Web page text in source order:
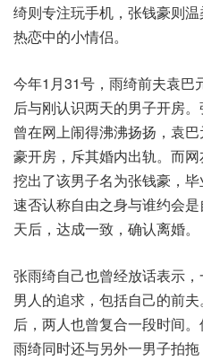
绮则专注玩手机，张钱豪则
热恋中的小情侣。
今年1月31号，雨绮前夫袁巴
后与刚认识两天的男子开房
曾在网上闹得沸沸扬扬，袁
豪开房，斥其婚内出轨。而
挖出了该男子名为张钱豪，
速否认称自由之身与谁约会
天后，达成一致，确认离婚。
张雨绮自己也曾经放话表示
男人的追求，包括自己的前
后，两人也曾复合一段时间
雨绮同时还与另外一男子拍